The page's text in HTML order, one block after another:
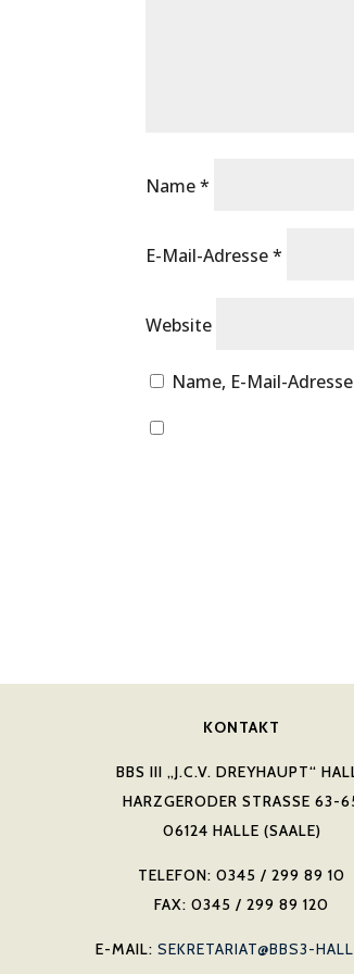
Name*
E-Mail-Adresse*
Website
Name, E-Mail-
KONTAKT
BBS III „J.C.V. DREYHAUPT“
HARZGERODER STRASSE 63-65
06124 HALLE (SAALE)
TELEFON: 0345 / 299 89 10
FAX: 0345 / 299 89 120
E-MAIL: SEKRETARIAT@BBS3-